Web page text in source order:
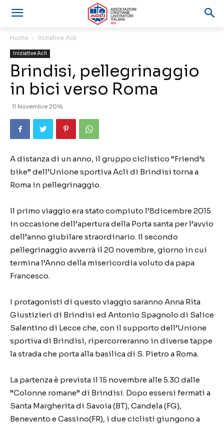
Home Iniziative Acli
Iniziative Acli
Brindisi, pellegrinaggio
in bici verso Roma
11 Novembre 2016
A distanza di un anno, il gruppo ciclistico “Friend’s
bike” dell’Unione sportiva Acli di Brindisi torna a
Roma in pellegrinaggio.
Il primo viaggio era stato compiuto l’8dicembre 2015
in occasione dell’apertura della Porta santa per l’avvio
dell’anno giubilare straordinario. Il secondo
pellegrinaggio avverrà il 20 novembre, giorno in cui
termina l’Anno della misericordia voluto da papa
Francesco.
I protagonisti di questo viaggio saranno Anna Rita
Giustizieri di Brindisi ed Antonio Spagnolo di Salice
Salentino di Lecce che, con il supporto dell’Unione
sportiva di Brindisi, ripercorreranno in diverse tappe
la strada che porta alla basilica di S. Pietro a Roma.
La partenza è prevista il 15 novembre alle 5.30 dalle
”Colonne romane” di Brindisi. Dopo essersi fermati a
Santa Margherita di Savoia (BT), Candela (FG),
Benevento e Cassino(FR), i due ciclisti giungono a